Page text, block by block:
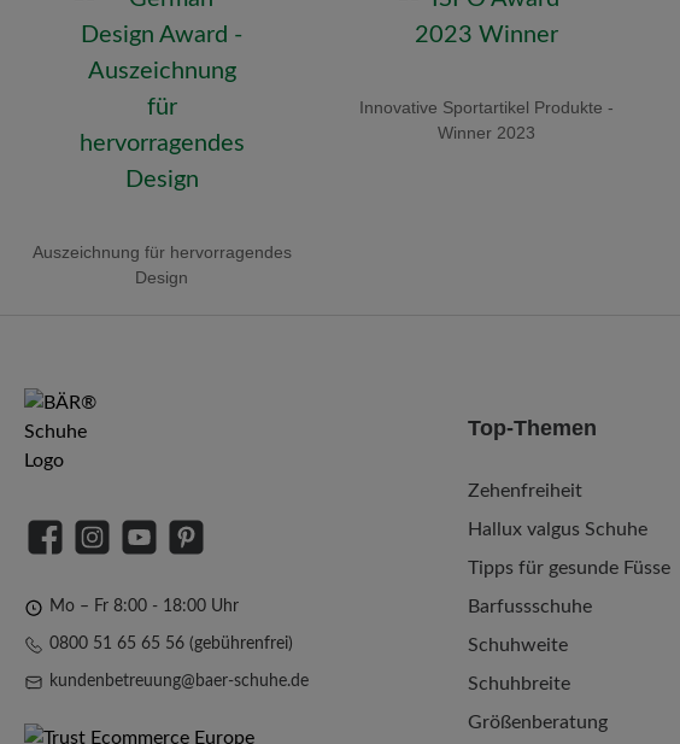
Auszeichnung für hervorragendes
Design
Innovative Sportartikel Produkte -
Winner 2023
FacebookInstagramYouTubePinterest
Mo – Fr 8:00 - 18:00 Uhr
0800 51 65 65 56 (gebührenfrei)
kundenbetreuung@baer-schuhe.de
Top-Themen
Zehenfreiheit
Hallux valgus Schuhe
Tipps für gesunde Füsse
Barfussschuhe
Schuhweite
Schuhbreite
Größenberatung